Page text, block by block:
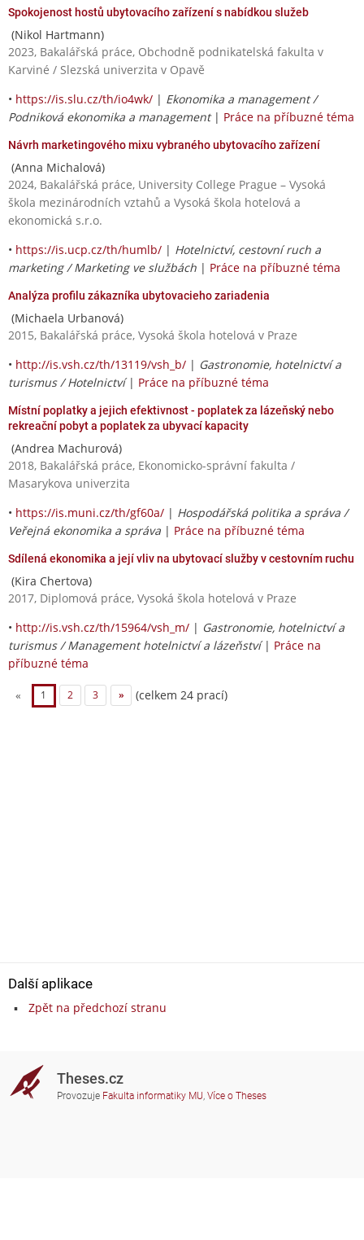
Spokojenost hostů ubytovacího zařízení s nabídkou služeb
(Nikol Hartmann)
2023, Bakalářská práce, Obchodně podnikatelská fakulta v
Karviné / Slezská univerzita v Opavě
• https://is.slu.cz/th/io4wk/ | Ekonomika a management /
Podniková ekonomika a management| Práce na příbuzné téma
Návrh marketingového mixu vybraného ubytovacího zařízení
(Anna Michalová)
2024, Bakalářská práce, University College Prague – Vysoká
škola mezinárodních vztahů a Vysoká škola hotelová a
ekonomická s.r.o.
• https://is.ucp.cz/th/humlb/ | Hotelnictví, cestovní ruch a
marketing / Marketing ve službách | Práce na příbuzné téma
Analýza profilu zákazníka ubytovacieho zariadenia
(Michaela Urbanová)
2015, Bakalářská práce, Vysoká škola hotelová v Praze
• http://is.vsh.cz/th/13119/vsh_b/ | Gastronomie, hotelnictví a
turismus / Hotelnictví| Práce na příbuzné téma
Místní poplatky a jejich efektivnost - poplatek za lázeňský nebo
rekreační pobyt a poplatek za ubyvací kapacity
(Andrea Machurová)
2018, Bakalářská práce, Ekonomicko-správní fakulta /
Masarykova univerzita
• https://is.muni.cz/th/gf60a/ | Hospodářská politika a správa /
Veřejná ekonomika a správa | Práce na příbuzné téma
Sdílená ekonomika a její vliv na ubytovací služby v cestovním ruchu
(Kira Chertova)
2017, Diplomová práce, Vysoká škola hotelová v Praze
• http://is.vsh.cz/th/15964/vsh_m/ | Gastronomie, hotelnictví a
turismus / Management hotelnictví a lázeňství| Práce na
příbuzné téma
« 1 2 3 » (celkem 24 prací)
Další aplikace
Zpět na předchozí stranu
Theses.cz
Provozuje Fakulta informatiky MU, Více o Theses